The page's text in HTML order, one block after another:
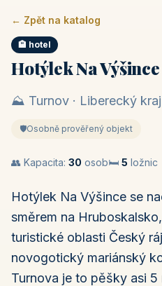
← Zpět na katalog
🏨 hotel
Hotýlek Na Výšince
⛰️ Turnov · Liberecký kraj
🛡️Osobně prověřený objekt
👥 Kapacita: 30 osob🛏️ 5 ložnic
Hotýlek Na Výšince se
směrem na
turistické oblasti Český
novogotický mariánský
Turnova je to pěšky asi 5